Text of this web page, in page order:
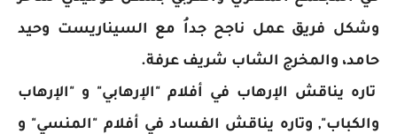
وشكل فريق عمل ناجح جداُ مع السيناريست وحيد
حامد، والمخرج الشاب شريف عرفة.
تاره يناقش الإرهاب في أفلام "الإرهابي" و "الإرهاب
والكباب", وتاره يناقش الفساد في أفلام "المنسي" و